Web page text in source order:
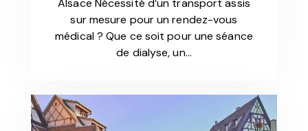
Alsace Nécessité d’un transport assis
sur mesure pour un rendez-vous
médical ? Que ce soit pour une séance
de dialyse, un…